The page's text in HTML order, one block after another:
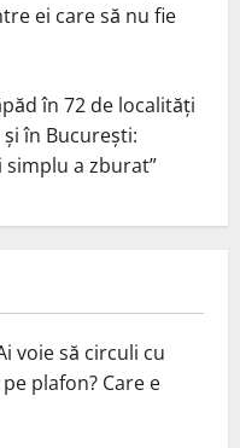
ei care să nu fie
în 72 de localități
în București:
simplu a zburat”
voie să circuli cu
plafon? Care e